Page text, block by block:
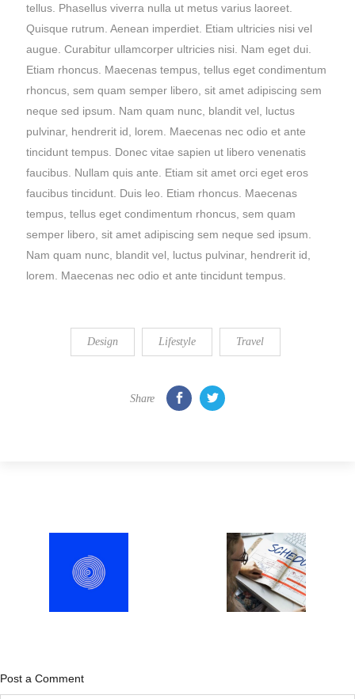
tellus. Phasellus viverra nulla ut metus varius laoreet.
Quisque rutrum. Aenean imperdiet. Etiam ultricies nisi vel
augue. Curabitur ullamcorper ultricies nisi. Nam eget dui.
Etiam rhoncus. Maecenas tempus, tellus eget condimentum
rhoncus, sem quam semper libero, sit amet adipiscing sem
neque sed ipsum. Nam quam nunc, blandit vel, luctus
pulvinar, hendrerit id, lorem. Maecenas nec odio et ante
tincidunt tempus. Donec vitae sapien ut libero venenatis
faucibus. Nullam quis ante. Etiam sit amet orci eget eros
faucibus tincidunt. Duis leo. Etiam rhoncus. Maecenas
tempus, tellus eget condimentum rhoncus, sem quam
semper libero, sit amet adipiscing sem neque sed ipsum.
Nam quam nunc, blandit vel, luctus pulvinar, hendrerit id,
lorem. Maecenas nec odio et ante tincidunt tempus.
Design Lifestyle Travel
Share
Post a Comment